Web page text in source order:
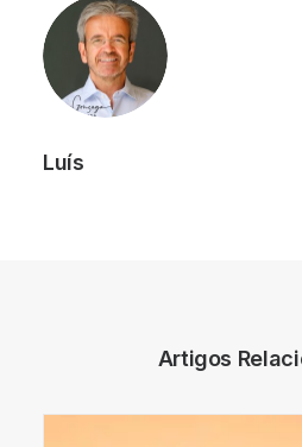
Luís
Artigos